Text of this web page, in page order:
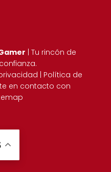
| Tu rincón de
| Política de
en contacto con